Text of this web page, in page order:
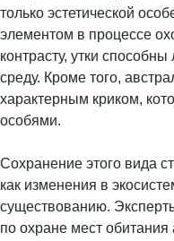
только эстетической
элементом в процессе
контрасту, утки
среду. Кроме того,
характерным криком,
особями.
Сохранение этого вида
как изменения в
существованию.
по охране мест обитания